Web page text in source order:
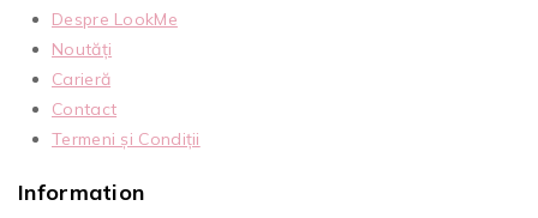
Despre LookMe
Noutăți
Carieră
Contact
Termeni și Condiții
Information